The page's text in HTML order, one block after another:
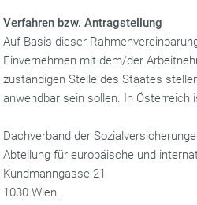
Verfahren bzw. Antragstellung
Auf Basis dieser
Einvernehmen mit dem/der
zuständigen Stelle des Staates
anwendbar sein sollen. In Österreich
Dachverband der
Abteilung für europäische und
Kundmanngasse 21
1030 Wien.